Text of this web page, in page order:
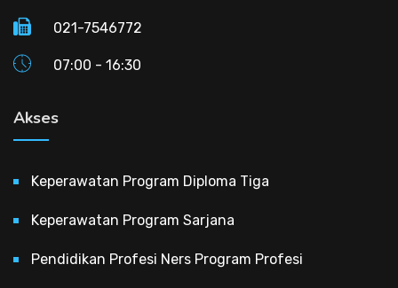
021-7546772
07:00 - 16:30
Akses
Keperawatan Program Diploma Tiga
Keperawatan Program Sarjana
Pendidikan Profesi Ners Program Profesi